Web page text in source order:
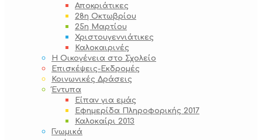
Αποκριάτικες
28η Οκτωβρίου
25η Μαρτίου
Χριστουγεννιάτικες
Καλοκαιρινές
Η Οικογένεια στο Σχολείο
Επισκέψεις-Εκδρομές
Κοινωνικές Δράσεις
Έντυπα
Είπαν για εμάς
Εφημερίδα Πληροφορικής 2017
Καλοκαίρι 2013
Γνωμικά